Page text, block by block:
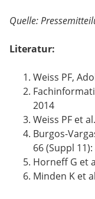
Quelle:
Literatur:
Weiss PF,
2014
Weiss PF et
Burgos-
66 (Suppl 11):
Horneff G et
Minden K et